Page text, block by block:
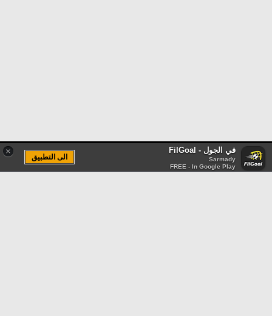
× في الجول - FilGoal
Sarmady
FREE - In Google Play
الى التطبيق